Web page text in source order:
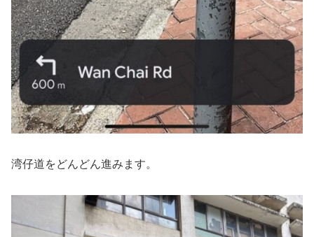
湾仔道をどんどん進みます。